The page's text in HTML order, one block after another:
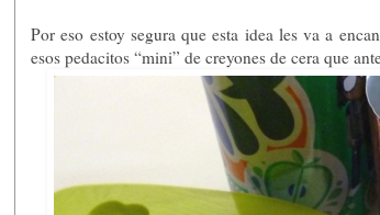
Por eso estoy segura que esta idea les va a
esos pedacitos “mini” de creyones de cera que